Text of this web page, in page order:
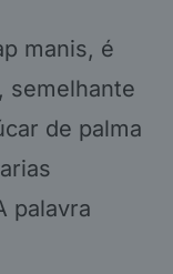
manis, é
semelhante
de palma
palavra